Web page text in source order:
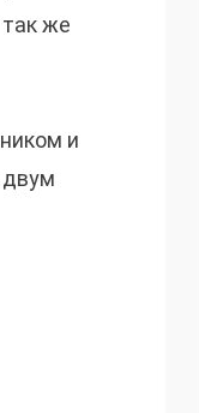
же
и
двум